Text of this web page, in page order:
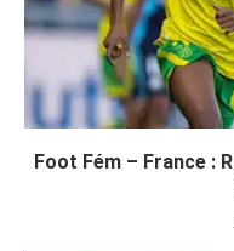
Foot Fém – France :